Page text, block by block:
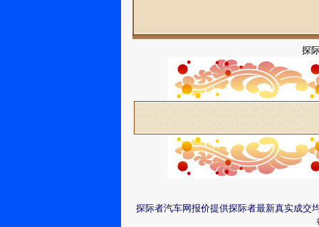
探
探际者汽车网报价提供探际者最新真实成交